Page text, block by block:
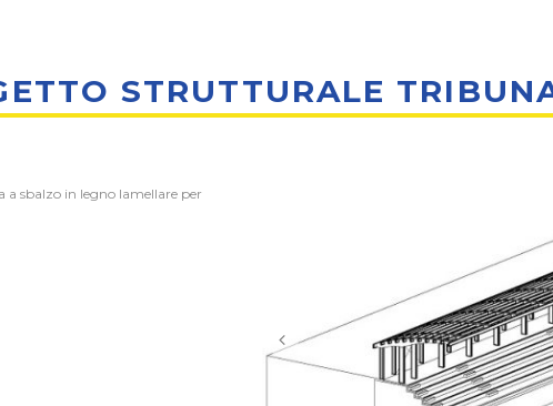
STRUTTURALE
sbalzo in legno lamellare per